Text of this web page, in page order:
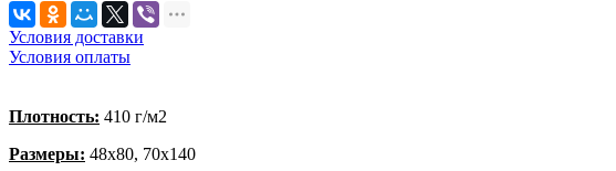
Условия доставки
Условия оплаты
Плотность: 410 г/м2
Размеры: 48х80, 70х140